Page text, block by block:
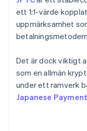
ett 1:1-värde
uppmärksamhet
Det är dock viktigt
som en allmän
under ett ramverk
Japanese